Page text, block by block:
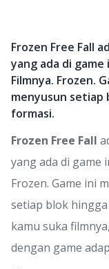
Frozen Free Fall
yang ada di
Filmnya. Frozen.
menyusun
formasi.
Frozen Free Fall
yang ada di game
Frozen. Game ini
setiap blok
kamu suka
dengan game